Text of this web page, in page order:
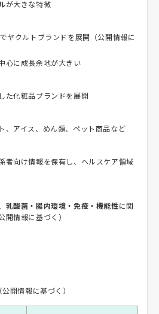
が大きな特徴
ヤクルトブランドを展開（公開情報に
心に成長余地が大きい
た化粧品ブランドを展開
、アイス、めん類、ペット商品など
者向け情報を保有し、ヘルスケア領域
乳酸菌・腸内環境・免疫・機能性に関
開情報に基づく）
開情報に基づく）